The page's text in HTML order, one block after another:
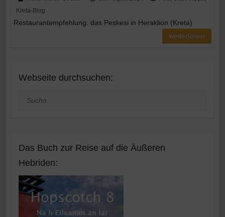
Kreta-Blog
Restaurantempfehlung: das Peskesi in Heraklion (Kreta)
weiterlesen
Webseite durchsuchen:
Suche
Das Buch zur Reise auf die Äußeren
Hebriden: